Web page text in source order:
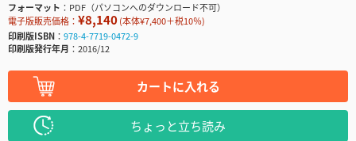
フォーマット
PDF（パソコンへのダウンロード不可）
電子版販売価格： ¥8,140(本体¥7,400＋税10％)
印刷版ISBN
978-4-7719-0472-9
印刷版発行年月
2016/12
カートに入れる
ちょっと立ち読み